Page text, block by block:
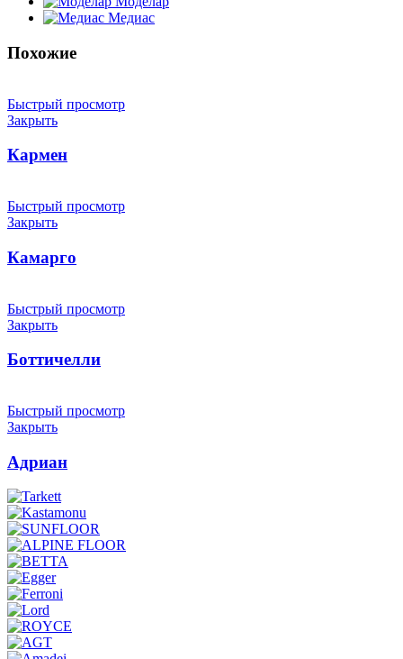
Медиас
Похожие
Быстрый просмотр
Закрыть
Кармен
Быстрый просмотр
Закрыть
Камарго
Быстрый просмотр
Закрыть
Боттичелли
Быстрый просмотр
Закрыть
Адриан